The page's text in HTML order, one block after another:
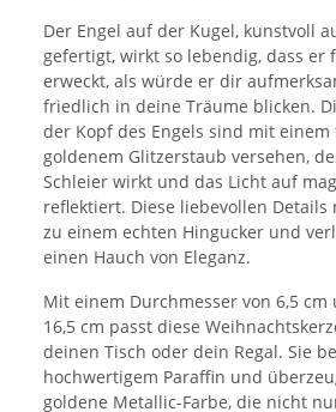
Der Engel auf der Kugel, kunstvoll
gefertigt, wirkt so lebendig, dass er
erweckt, als würde er dir
friedlich in deine Träume blicken.
der Kopf des Engels sind mit einem
goldenem Glitzerstaub versehen,
Schleier wirkt und das Licht auf
reflektiert. Diese liebevollen Details
zu einem echten Hingucker und
einen Hauch von Eleganz.
Mit einem Durchmesser von 6,5 cm
16,5 cm passt diese
deinen Tisch oder dein Regal. Sie
hochwertigem Paraffin und
goldene Metallic-Farbe, die nicht